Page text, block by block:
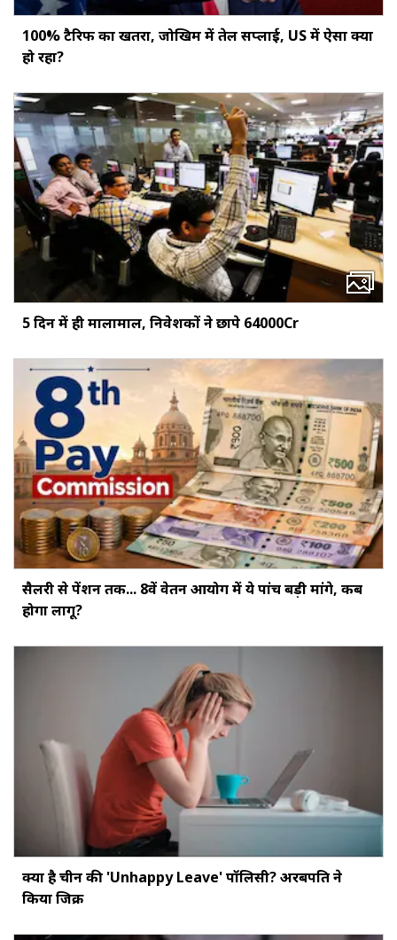
100% टैरिफ का खतरा, जोखिम में तेल सप्लाई, US में ऐसा क्या
हो रहा?
5 दिन में ही मालामाल, निवेशकों ने छापे ₹64000Cr
सैलरी से पेंशन तक... 8वें वेतन आयोग में ये पांच बड़ी मांगे, कब
होगा लागू?
क्या है चीन की 'Unhappy Leave' पॉलिसी? अरबपति ने
किया जिक्र